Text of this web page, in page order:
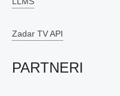
Zadar TV API
PARTNERI